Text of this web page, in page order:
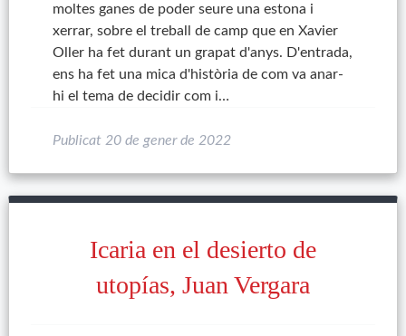
moltes ganes de poder seure una estona i
xerrar, sobre el treball de camp que en Xavier
Oller ha fet durant un grapat d'anys. D'entrada,
ens ha fet una mica d'història de com va anar-
hi el tema de decidir com i…
Publicat 20 de gener de 2022
Icaria en el desierto de
utopías, Juan Vergara